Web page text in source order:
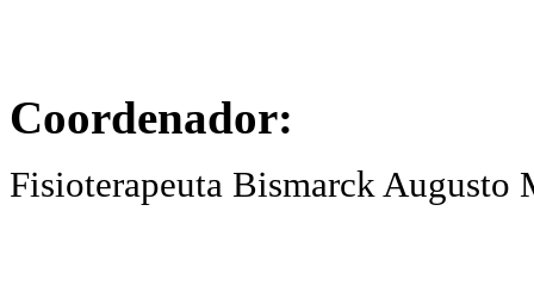
Coordenador:
Fisioterapeuta Bismarck Augusto